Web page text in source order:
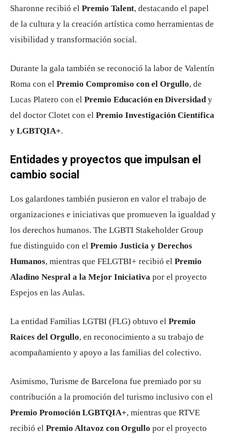
Sharonne recibió el Premio Talent, destacando el papel
de la cultura y la creación artística como herramientas de
visibilidad y transformación social.
Durante la gala también se reconoció la labor de Valentín
Roma con el Premio Compromiso con el Orgullo, de
Lucas Platero con el Premio Educación en Diversidad y
del doctor Clotet con el Premio Investigación Científica
y LGBTQIA+.
Entidades y proyectos que impulsan el
cambio social
Los galardones también pusieron en valor el trabajo de
organizaciones e iniciativas que promueven la igualdad y
los derechos humanos. The LGBTI Stakeholder Group
fue distinguido con el Premio Justicia y Derechos
Humanos, mientras que FELGTBI+ recibió el Premio
Aladino Nespral a la Mejor Iniciativa por el proyecto
Espejos en las Aulas.
La entidad Familias LGTBI (FLG) obtuvo el Premio
Raíces del Orgullo, en reconocimiento a su trabajo de
acompañamiento y apoyo a las familias del colectivo.
Asimismo, Turisme de Barcelona fue premiado por su
contribución a la promoción del turismo inclusivo con el
Premio Promoción LGBTQIA+, mientras que RTVE
recibió el Premio Altavoz con Orgullo por el proyecto